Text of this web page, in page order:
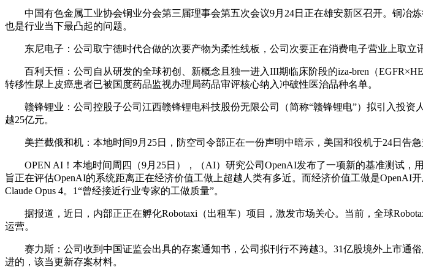
中国有色金属工业协会铜业分会第三届理事会第五次会议9月24日正在雄安新区召开。铜冶
也是行业当下最凸起的问题。
东尼电子：公司取宁德时代合做的次要产物为柔性线板，公司次要正在消费电子营业上取立
百利天恒：公司自从研发的全球初创、新概念且独一进入III期临床阶段的iza-bren（
转移性尿上皮癌患者已被国度药品监视办理局药品审评核心纳入冲破性医治品种名单。
赣锋锂业：公司控股子公司江西赣锋锂电科技股份无限公司（简称“赣锋锂电”）拟引入投资
越25亿元。
美拦截俄和机：本地时间9月25日，防空司令部正在一份声明中暗示，美国和役机于24日告急
OPEN AI！本地时间周四（9月25日），（AI）研究公司OpenAI发布了一项新的基准测试，
旨正在评估OpenAI的系统距离正在经济价值工做上超越人类有多近。而经济价值工做是OpenAI
Claude Opus 4。1“曾经接近行业专家的工做质量”。
据报道，近日，内部正正在孵化Robotaxi（出租车）项目，激发市场关心。当前，全球
运营。
赛力斯：公司收到中国证监会出具的存案通知书，公司拟刊行不跨越3。31亿股境外上市通
进的，该当更新存案材料。